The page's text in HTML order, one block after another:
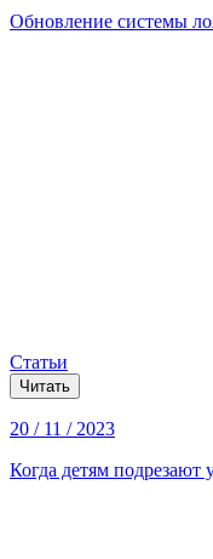
Обновление системы
Статьи
Читать
20 / 11 / 2023
Когда детям подрезают